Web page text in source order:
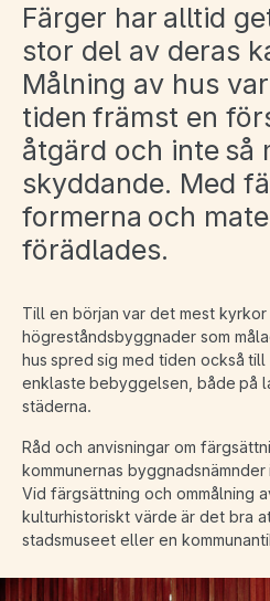
Färger har alltid
stor del av deras
Målning av hus
tiden främst en
åtgärd och inte så
skyddande. Med
formerna och
förädlades.
Till en början var det mest kyrkor
högreståndsbyggnader som
hus spred sig med tiden också till
enklaste bebyggelsen, både på
städerna.
Råd och anvisningar om
kommunernas
Vid färgsättning och ommålning
kulturhistoriskt värde är det bra
stadsmuseet eller en